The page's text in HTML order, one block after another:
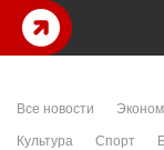
Все новости
Культура
Спорт